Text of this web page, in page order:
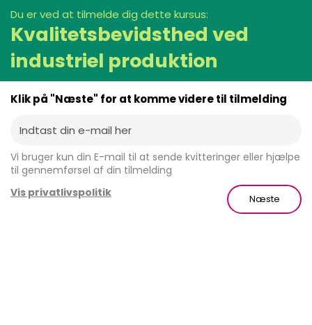
Du er ved at tilmelde dig dette kursus:
Kvalitetsbevidsthed ved
industriel produktion
Klik på "Næste" for at komme videre til tilmelding
Vi bruger kun din E-mail til at sende kvitteringer eller hjælpe
til gennemførsel af din tilmelding
Vis privatlivspolitik